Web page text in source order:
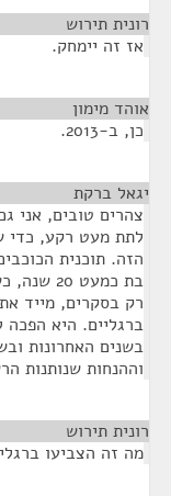
רונית תירוש
אז זה יימחק.
אוהד מימון
כן, ב-2013.
יגאל ברקת
צהרים טובים, אני
לתת מעט רקע, כדי
הזה. תוכנית
בת
רק בסקרים, מייד
ברגליים. היא הפכה
בשנים האחרונות
וההנחות שנותנות
רונית תירוש
מה זה הצביעו